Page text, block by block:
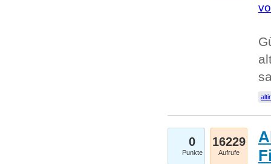
0
Punkte
16229
Aufrufe